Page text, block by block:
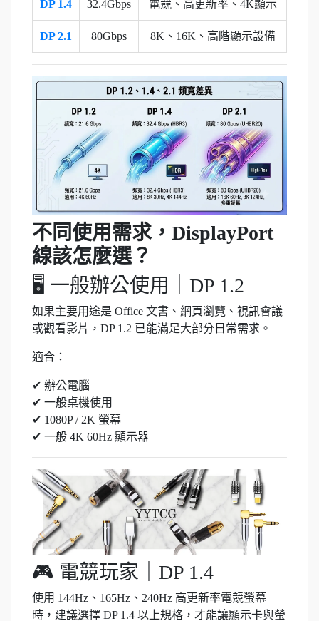
DP 1.4 32.4Gbps 電競、高更新率、4K顯示
DP 2.1 80Gbps 8K、16K、高階顯示設備
不同使用需求，DisplayPort
線該怎麼選？
🖥 一般辦公使用｜DP 1.2
如果主要用途是 Office 文書、網頁瀏覽、視訊會議
或觀看影片，DP 1.2 已能滿足大部分日常需求。
適合：
✔ 辦公電腦
✔ 一般桌機使用
✔ 1080P / 2K 螢幕
✔ 一般 4K 60Hz 顯示器
🎮 電競玩家｜DP 1.4
使用 144Hz、165Hz、240Hz 高更新率電競螢幕
時，建議選擇 DP 1.4 以上規格，才能讓顯示卡與螢